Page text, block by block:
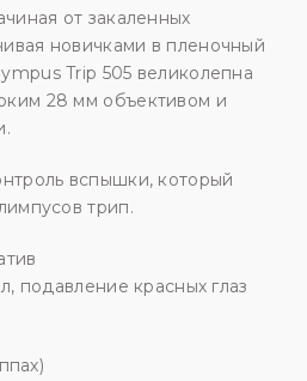
от закаленных
новичками в пленочный
Trip 505 великолепна
28 мм объективом и
вспышки, который
трип.
подавление красных глаз